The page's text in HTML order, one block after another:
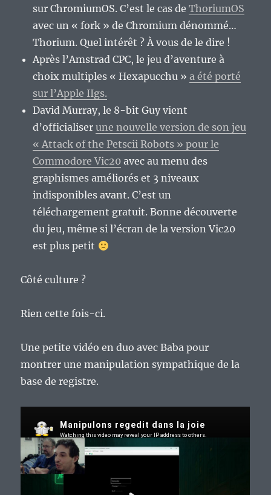
sur ChromiumOS. C’est le cas deThoriumOS
avec un « fork » de Chromium dénommé…
Thorium. Quel intérêt ? À vous de le dire !
Après l’Amstrad CPC, le jeu d’aventure à
choix multiples « Hexapucchu »a été porté
sur l’Apple IIgs.
David Murray, le 8-bit Guy vient
d’officialiserune nouvelle version de son jeu
« Attack of the Petscii Robots » pour le
Commodore Vic20 avec au menu des
graphismes améliorés et 3 niveaux
indisponibles avant. C’est un
téléchargement gratuit. Bonne découverte
du jeu, même si l’écran de la version Vic20
est plus petit
Côté culture ?
Rien cette fois-ci.
Une petite vidéo en duo avec Baba pour
montrer une manipulation sympathique de la
base de registre.